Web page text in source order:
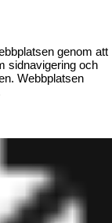
genom att
sidnavigering och
Webbplatsen